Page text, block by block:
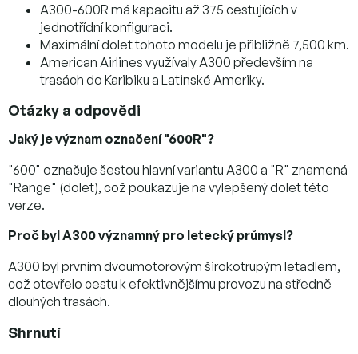
A300-600R má kapacitu až 375 cestujících v
jednotřídní konfiguraci.
Maximální dolet tohoto modelu je přibližně 7,500 km.
American Airlines využívaly A300 především na
trasách do Karibiku a Latinské Ameriky.
Otázky a odpovědi
Jaký je význam označení "600R"?
"600" označuje šestou hlavní variantu A300 a "R" znamená
"Range" (dolet), což poukazuje na vylepšený dolet této
verze.
Proč byl A300 významný pro letecký průmysl?
A300 byl prvním dvoumotorovým širokotrupým letadlem,
což otevřelo cestu k efektivnějšímu provozu na středně
dlouhých trasách.
Shrnutí